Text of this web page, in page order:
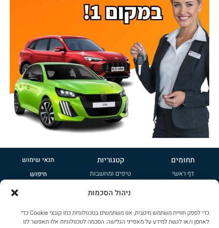
ניהול הסכמות
כדי לספק חוויית משתמש מיטבית, אנו משתמשים בטכנולוגיות כמו קובצי Cookie כדי
לאחסן ו/או לגשת למידע על מאפייני הגלישה. הסכמה לטכנולוגיות אלו תאפשר לנו
תחומים
דף ראשי
ציי רכב
קטגוריות
טיפים ומחשבות
קטנות
ג'יפונים
תנאי שימוש
חיפוש
מדיניות פרטיות